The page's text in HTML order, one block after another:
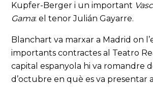
Kupfer-Berger i un important
Gama: el tenor Julián Gayarre.
Blanchart va marxar a Madrid on
importants contractes al Teatro
capital espanyola hi va romandre
d’octubre en què es va presentar